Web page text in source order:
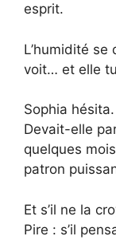
esprit.
L’humidité
voit… et elle
Sophia hésita.
Devait-elle
quelques
patron
Et s’il ne la
Pire : s’il